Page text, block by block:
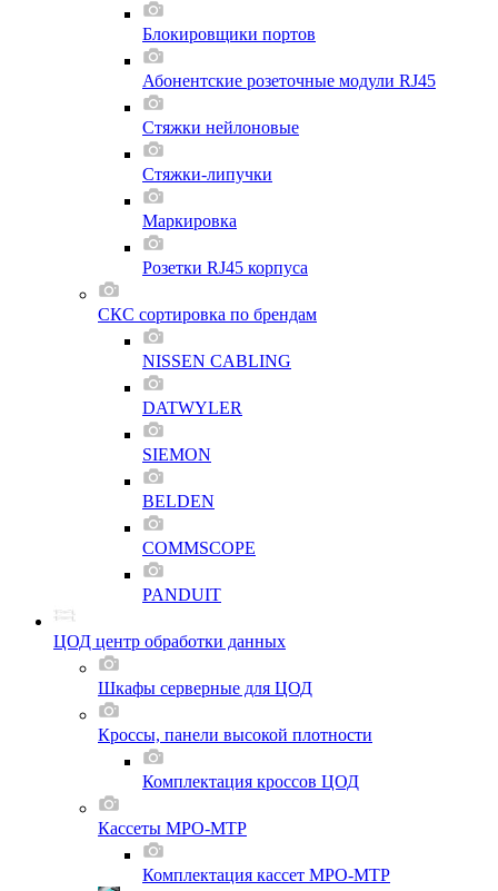
Блокировщики портов
Абонентские розеточные модули RJ45
Стяжки нейлоновые
Стяжки-липучки
Маркировка
Розетки RJ45 корпуса
СКС сортировка по брендам
NISSEN CABLING
DATWYLER
SIEMON
BELDEN
COMMSCOPE
PANDUIT
ЦОД центр обработки данных
Шкафы серверные для ЦОД
Кроссы, панели высокой плотности
Комплектация кроссов ЦОД
Кассеты MPO-MTP
Комплектация кассет MPO-MTP